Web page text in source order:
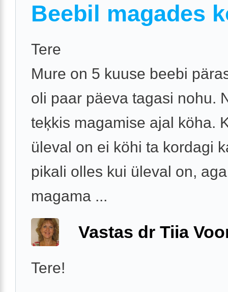
Beebil magades
Tere
Mure on 5 kuuse beebi
oli paar päeva tagasi nohu.
teķkis magamise ajal köha.
üleval on ei köhi ta kordagi
pikali olles kui üleval on,
magama ...
Vastas dr Tiia
Tere!